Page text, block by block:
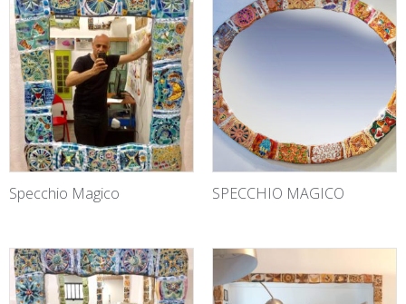
Specchio Magico SPECCHIO MAGICO